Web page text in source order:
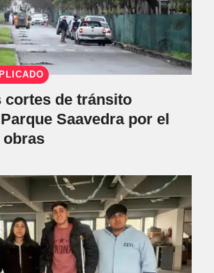
cortes de tránsito
Saavedra por el
obras